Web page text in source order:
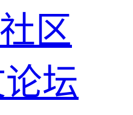
区
坛